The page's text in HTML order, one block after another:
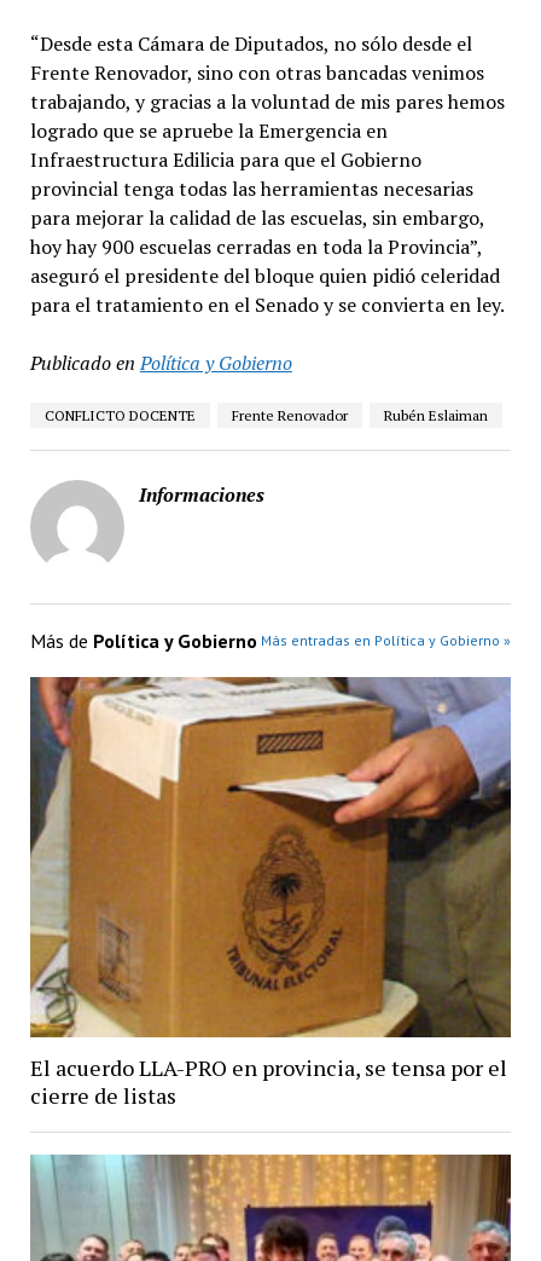
“Desde esta Cámara de Diputados, no sólo desde el
Frente Renovador, sino con otras bancadas venimos
trabajando, y gracias a la voluntad de mis pares hemos
logrado que se apruebe la Emergencia en
Infraestructura Edilicia para que el Gobierno
provincial tenga todas las herramientas necesarias
para mejorar la calidad de las escuelas, sin embargo,
hoy hay 900 escuelas cerradas en toda la Provincia”,
aseguró el presidente del bloque quien pidió celeridad
para el tratamiento en el Senado y se convierta en ley.
Publicado en Política y Gobierno
CONFLICTO DOCENTE Frente Renovador Rubén Eslaiman
Informaciones
Más de Política y Gobierno Más entradas en Política y Gobierno »
El acuerdo LLA-PRO en provincia, se tensa por el
cierre de listas